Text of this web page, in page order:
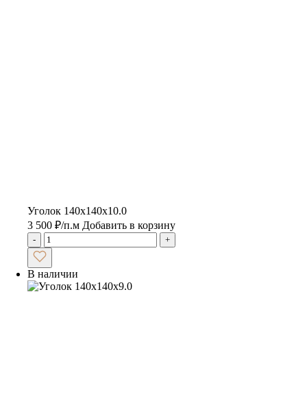
Уголок 140х140х10.0
3 500 ₽/п.м Добавить в корзину
- +
В наличии